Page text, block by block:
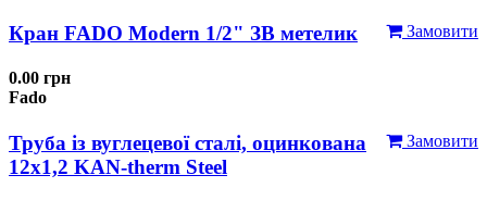
Замовити
Кран FADO Modern 1/2" ЗВ метелик
0.00 грн
Fado
Замовити
Труба із вуглецевої сталі, оцинкована
12x1,2 KAN-therm Steel